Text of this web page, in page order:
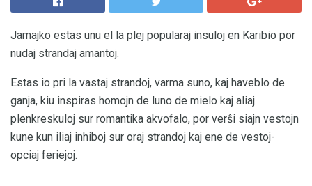
Jamajko estas unu el la plej popularaj insuloj en Karibio por
nudaj strandaj amantoj.
Estas io pri la vastaj strandoj, varma suno, kaj haveblo de
ganja, kiu inspiras homojn de luno de mielo kaj aliaj
plenkreskuloj sur romantika akvofalo, por verŝi siajn vestojn
kune kun iliaj inhiboj sur oraj strandoj kaj ene de vestoj-
opciaj feriejoj.